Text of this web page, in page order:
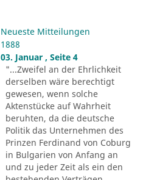
Neueste Mitteilungen
1888
03. Januar , Seite 4
"...Zweifel an der Ehrlichkeit
derselben wäre berechtigt
gewesen, wenn solche
Aktenstücke auf Wahrheit
beruhten, da die deutsche
Politik das Unternehmen des
Prinzen Ferdinand von Coburg
in Bulgarien von Anfang an
und zu jeder Zeit als ein den